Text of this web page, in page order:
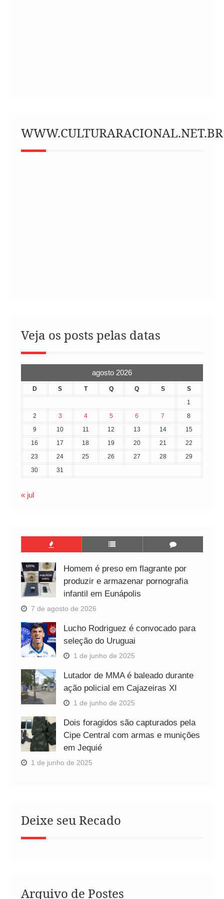
WWW.CULTURARACIONAL.NET.BR
Veja os posts pelas datas
agosto 2026
D S T Q Q S
S
1
2
3 4 5 6 7
8
9
10 11 12 13 14
15
16
17 18 19 20 21
22
23
24 25 26 27 28
29
30
31
« jul
Homem é preso em flagrante por
produzir e armazenar pornografia
infantil em Eunápolis
7 de agosto de 2026
Lucho Rodriguez é convocado para
seleção do Uruguai
1 de junho de 2025
Lutador de MMA é baleado durante
ação policial em Cajazeiras XI
1 de junho de 2025
Dois foragidos são capturados pela
Cipe Central com armas e munições
em Jequié
1 de junho de 2025
Deixe seu Recado
Arquivo de Postes